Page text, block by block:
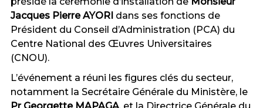
Jacques Pierre AYORI dans ses fonctions de
Président du Conseil d’Administration (PCA) du
Centre National des Œuvres Universitaires
(CNOU).
L’événement a réuni les figures clés du secteur,
notamment la Secrétaire Générale du Ministère, le